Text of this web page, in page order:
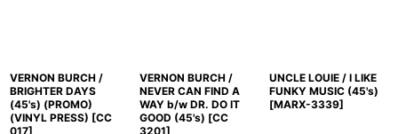
VERNON BURCH /
BRIGHTER DAYS
(45's) (PROMO)
(VINYL PRESS) [CC
017]
VERNON BURCH /
NEVER CAN FIND A
WAY b/w DR. DO IT
GOOD (45's) [CC
3201]
UNCLE LOUIE / I LIKE
FUNKY MUSIC (45's)
[MARX-3339]